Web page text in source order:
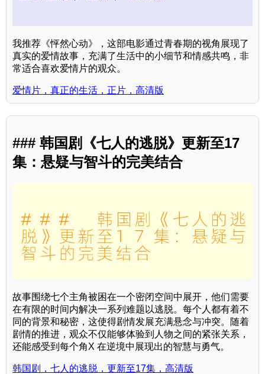
我推荐《怦然心动》，这部电影通过青春期的视角展现了
真实的爱情故事，充满了生活中的小细节和情感共鸣，非
常适合喜欢爱情片的观众。
爱情片，真正的生活，正片，高清版
### 韩国剧《七人的逃脱》更新至17
集：悬疑与智斗的完美结合
故事围绕七个主角被困在一个密闭空间中展开，他们需要
在有限的时间内解决一系列难题以逃脱。每个人都有着不
同的背景和秘密，这使得剧情发展充满悬念与冲突。随着
剧情的推进，观众不仅能够体验到人物之间的紧张关系，
还能感受到每个角X 在逆境中展现出的智慧与勇气。
韩国剧，七人的逃脱，更新至17集，高清版